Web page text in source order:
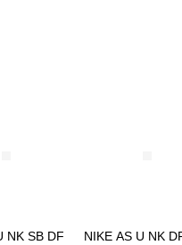
或監護人之同意方可使用
別帳號之用戶狀況，依本公司即
NK SB DF
NIKE AS U NK